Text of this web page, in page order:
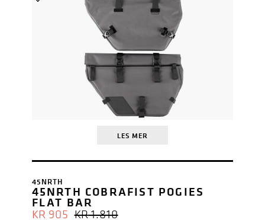
LES MER
45NRTH
45NRTH COBRAFIST POGIES
FLAT BAR
KR1.810OPPRINNELIG
KR905
NÅVÆRENDE